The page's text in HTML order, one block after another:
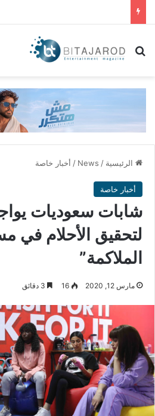
بحث عن
الرئيسية /
News
/ أخبار خاصة
أخبار خاصة
شابات سعوديات
لتحقيق الأحلام في
الملاكمة”
مارس 12, 2020 16